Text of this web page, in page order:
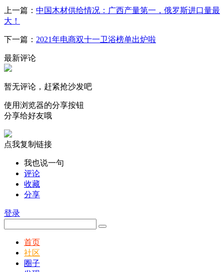
上一篇： 中国木材供给情况：广西产量第一，俄罗斯进口量最
大！
下一篇： 2021年电商双十一卫浴榜单出炉啦
最新评论
暂无评论，赶紧抢沙发吧
使用浏览器的分享按钮
分享给好友哦
点我复制链接
我也说一句
评论
收藏
分享
登录
首页
社区
圈子